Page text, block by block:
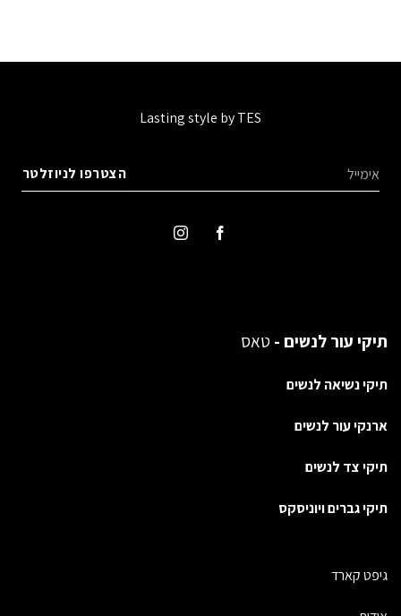
Lasting style by TES
תיקי עור לנשים -טאס
תיקי נשיאה לנשים
ארנקי עור לנשים
תיקי צד לנשים
תיקי גברים ויוניסקס
גיפט קארד